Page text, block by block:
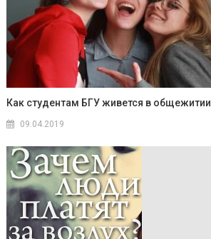
Как студентам БГУ живется в общежитии
09.04.2019